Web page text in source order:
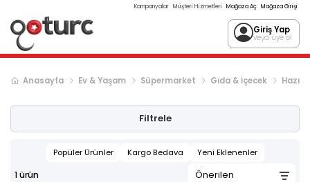
Kampanyalar Müşteri Hizmetleri Mağaza Aç Mağaza Girişi
Giriş Yap
veya üye ol
Anasayfa Ev & Yaşam Süpermarket Gıda & İçecek Hazır
Filtrele
Popüler Ürünler Kargo Bedava Yeni Eklenenler
1ürün